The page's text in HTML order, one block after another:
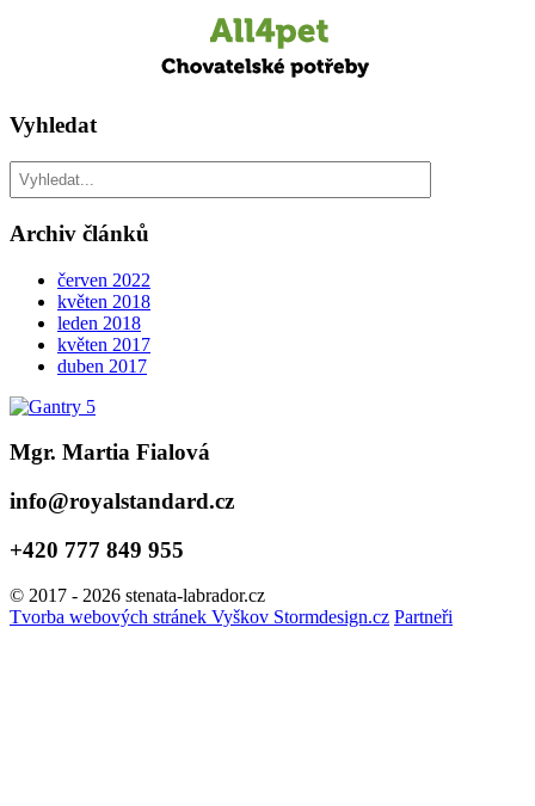
Vyhledat
Hledat
Archiv článků
červen 2022
květen 2018
leden 2018
květen 2017
duben 2017
Mgr. Martia Fialová
info@royalstandard.cz
+420 777 849 955
© 2017 - 2026 stenata-labrador.cz
Tvorba webových stránek Vyškov Stormdesign.cz Partneři